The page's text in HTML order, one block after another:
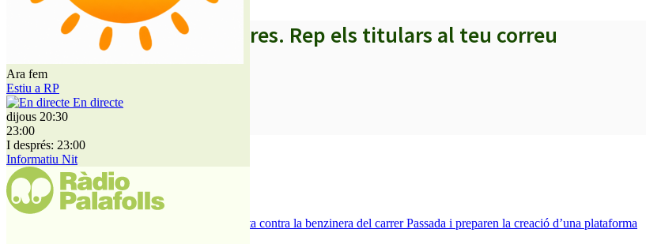
Ara fem
Estiu a RP
En directe
dijous 20:30
23:00
I després: 23:00
Informatiu Nit
A partir d’ara no et perdis res. Rep els titulars al teu correu
SUBSCRIURE’M
És tendència ara
1
ESPORTS CAP DE SETMANA
2
Els veïns de Palafolls refermen la seva lluita contra la benzinera del carrer Passada i preparen la creació d’una plataforma